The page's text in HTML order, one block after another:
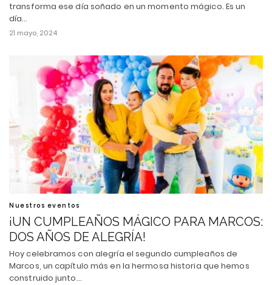
transforma ese día soñado en un momento mágico. Es un
día…
21 mayo, 2024
Nuestros eventos
¡UN CUMPLEAÑOS MÁGICO PARA MARCOS:
DOS AÑOS DE ALEGRÍA!
Hoy celebramos con alegría el segundo cumpleaños de
Marcos, un capítulo más en la hermosa historia que hemos
construido junto…